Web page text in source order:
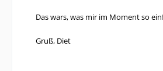
Das wars, was mir im Moment so
Gruß, Diet